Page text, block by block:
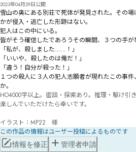
2023年04月29日公開
雪山の奥にある別荘で死体が発見された。その
かが侵入・逃亡した形跡はない。
犯人はこの中にいる――。
皆がそう確信したであろうその瞬間、３つの手が
「私が、殺しました……！」
「いいや、殺したのは俺だ！」
「違う！自分が殺った！」
１つの殺人に３人の犯人志願者が現れたこの事
か。
HO4000字以上。密談・探索あり。推理・駆け引
楽しんでいただけたら幸いです。
イラスト：MP22　様
この作品の情報はユーザー投稿によるものです
情報を修正 管理者申請